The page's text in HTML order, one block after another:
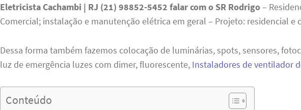
Eletricista Cachambi | RJ (21) 98852-5452 falar com o SR Rodrigo–
Comercial; instalação e manutenção elétrica em geral – Projeto: residencial e
Dessa forma também fazemos colocação de luminárias, spots, sensores,
luz de emergência luzes com dimer, fluorescente, Instaladores de ventilador
Conteúdo